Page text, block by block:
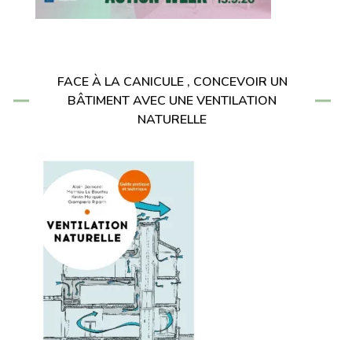
FACE À LA CANICULE , CONCEVOIR UN
BÂTIMENT AVEC UNE VENTILATION
NATURELLE